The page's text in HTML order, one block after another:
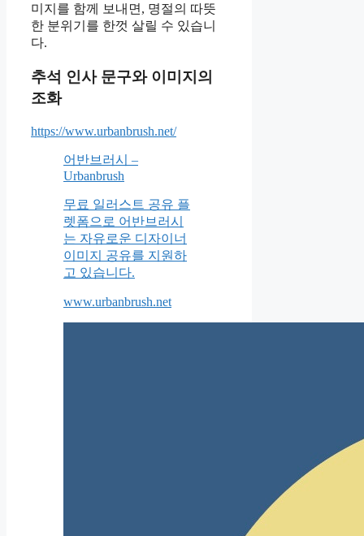
미지를 함께 보내면, 명절의 따뜻
한 분위기를 한껏 살릴 수 있습니
다.
추석 인사 문구와 이미지의
조화
https://www.urbanbrush.net/
어반브러시 –
Urbanbrush
무료 일러스트 공유 플
렛폼으로 어반브러시
는 자유로운 디자이너
이미지 공유를 지원하
고 있습니다.
www.urbanbrush.net